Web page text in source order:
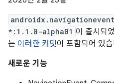
*:1.1.0-alpha01 이 출시되
는 이러한 커밋이 포함되어 있
새로운 기능